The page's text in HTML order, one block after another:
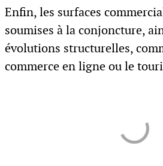
Enfin, les surfaces
soumises à la conjoncture,
évolutions structurelles,
commerce en ligne ou le